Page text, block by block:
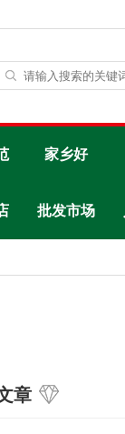
家乡好
批发市场
章